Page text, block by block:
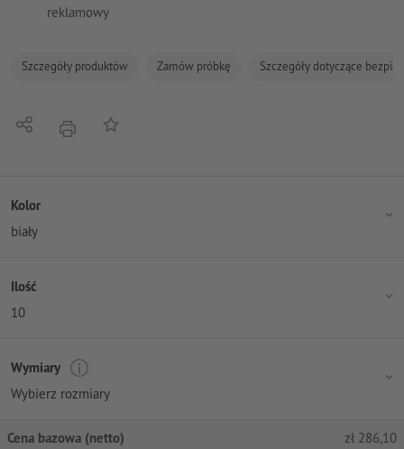
reklamowy
Szczegóły produktów Zamów próbkę Szczegóły dotyczące
UdostępnijNacisnąćDo listy obserwowanych
Kolor
biały
Ilość
10
Wymiary
Wybierz rozmiary
Cena bazowa (netto) zł 286,10